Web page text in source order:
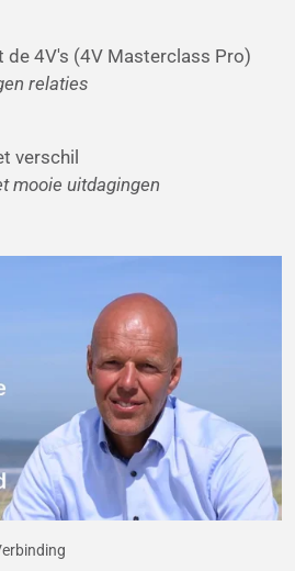
de 4V's (4V Masterclass Pro)
relaties
verschil
mooie uitdagingen